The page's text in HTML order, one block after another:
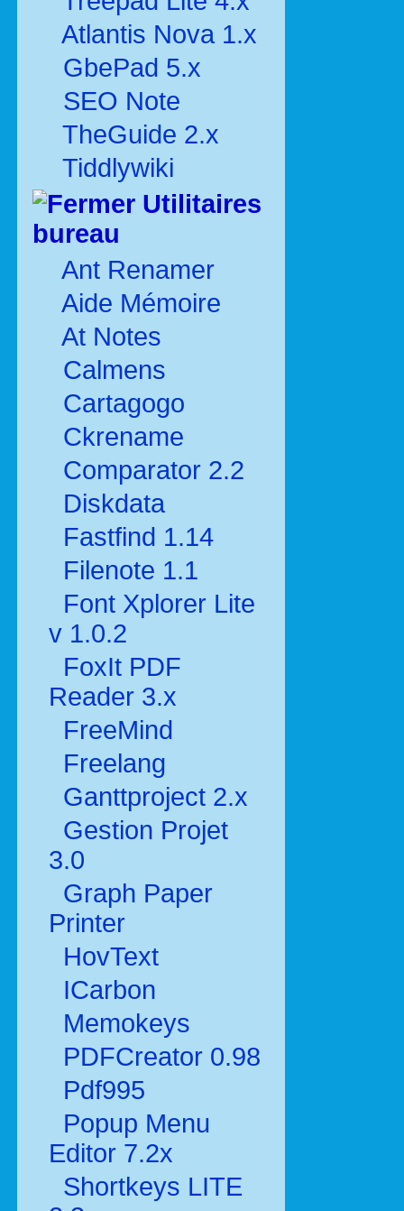
Atlantis Nova 1.x
GbePad 5.x
SEO Note
TheGuide 2.x
Tiddlywiki
Utilitaires
bureau
Ant Renamer
Aide Mémoire
At Notes
Calmens
Cartagogo
Ckrename
Comparator 2.2
Diskdata
Fastfind 1.14
Filenote 1.1
Font Xplorer Lite
v 1.0.2
FoxIt PDF
Reader 3.x
FreeMind
Freelang
Ganttproject 2.x
Gestion Projet
3.0
Graph Paper
Printer
HovText
ICarbon
Memokeys
PDFCreator 0.98
Pdf995
Popup Menu
Editor 7.2x
Shortkeys LITE